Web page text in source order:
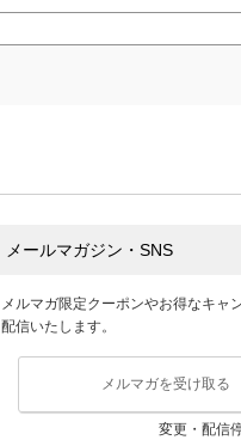
メールマガジン・SNS
メルマガ限定クーポンやお得なキャ
配信いたします。
メルマガを受け取る
変更・配信